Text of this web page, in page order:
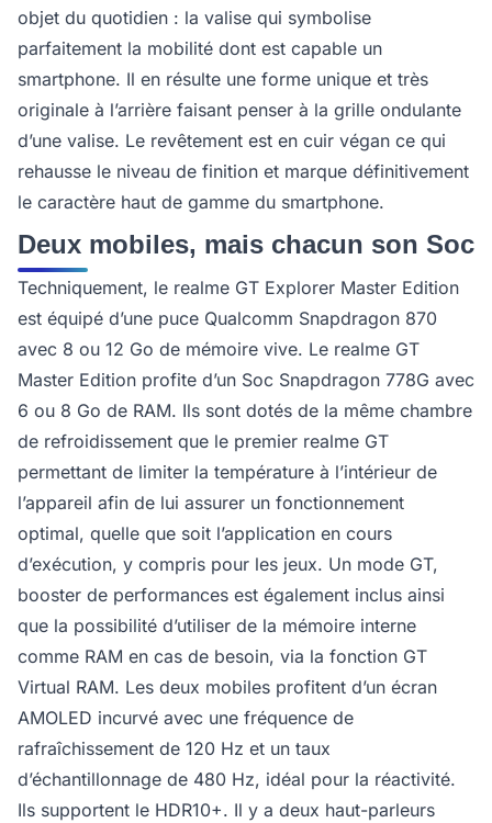
objet du quotidien : la valise qui symbolise
parfaitement la mobilité dont est capable un
smartphone. Il en résulte une forme unique et très
originale à l’arrière faisant penser à la grille ondulante
d’une valise. Le revêtement est en cuir végan ce qui
rehausse le niveau de finition et marque définitivement
le caractère haut de gamme du smartphone.
Deux mobiles, mais chacun son Soc
Techniquement, le realme GT Explorer Master Edition
est équipé d’une puce Qualcomm Snapdragon 870
avec 8 ou 12 Go de mémoire vive. Le realme GT
Master Edition profite d’un Soc Snapdragon 778G avec
6 ou 8 Go de RAM. Ils sont dotés de la même chambre
de refroidissement que le premier realme GT
permettant de limiter la température à l’intérieur de
l’appareil afin de lui assurer un fonctionnement
optimal, quelle que soit l’application en cours
d’exécution, y compris pour les jeux. Un mode GT,
booster de performances est également inclus ainsi
que la possibilité d’utiliser de la mémoire interne
comme RAM en cas de besoin, via la fonction GT
Virtual RAM. Les deux mobiles profitent d’un écran
AMOLED incurvé avec une fréquence de
rafraîchissement de 120 Hz et un taux
d’échantillonnage de 480 Hz, idéal pour la réactivité.
Ils supportent le HDR10+. Il y a deux haut-parleurs